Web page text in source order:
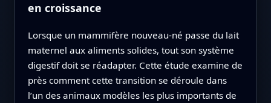
en croissance
Lorsque un mammifère nouveau-né passe du lait
maternel aux aliments solides, tout son système
digestif doit se réadapter. Cette étude examine de
près comment cette transition se déroule dans
l’un des animaux modèles les plus importants de